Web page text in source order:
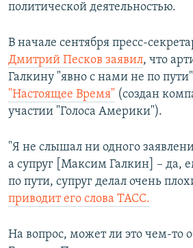
политической деятельностью.
В начале сентября пресс-
Дмитрий Песков заявил, что
Галкину "явно с нами не по
"Настоящее Время" ​(создан
участии "Голоса Америки"). ​
"Я не слышал ни одного
а супруг [Максим Галкин] – да,
по пути, супруг делал очень
приводит его слова ТАСС.
На вопрос, может ли это чем-то